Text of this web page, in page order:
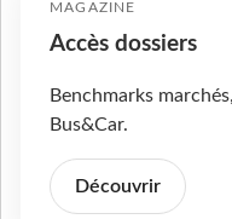
MAGAZINE
Accès dossiers
Benchmarks
Bus&Car.
Découvrir